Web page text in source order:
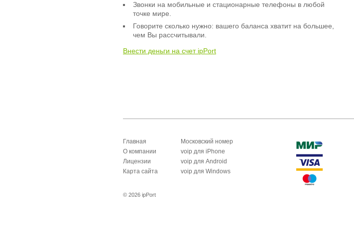
Звонки на мобильные и стационарные телефоны в любой
точке мире.
Говорите сколько нужно: вашего баланса хватит на большее,
чем Вы рассчитывали.
Внести деньги на счет ipPort
Главная
О компании
Лицензии
Карта сайта
Московский номер
voip для iPhone
voip для Android
voip для Windows
© 2026 ipPort